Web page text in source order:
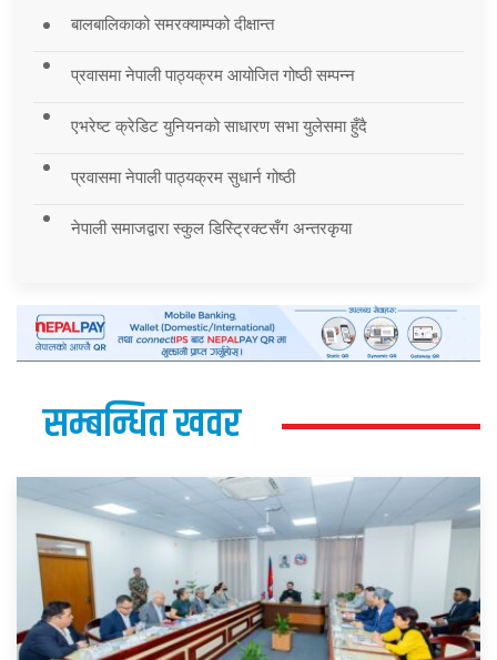
बालबालिकाको समरक्याम्पको दीक्षान्त
प्रवासमा नेपाली पाठ्यक्रम आयोजित गोष्ठी सम्पन्न
एभरेष्ट क्रेडिट युनियनको साधारण सभा युलेसमा हुँदै
प्रवासमा नेपाली पाठ्यक्रम सुधार्न गोष्ठी
नेपाली समाजद्वारा स्कुल डिस्ट्रिक्टसँग अन्तरकृया
सम्बन्धित खवर